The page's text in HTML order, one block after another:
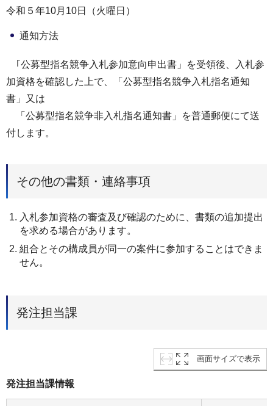
令和５年10月10日（火曜日）
通知方法
｢公募型指名競争入札参加意向申出書」を受領後、入札参
加資格を確認した上で、「公募型指名競争入札指名通知
書」又は
「公募型指名競争非入札指名通知書」を普通郵便にて送
付します。
その他の書類・連絡事項
入札参加資格の審査及び確認のために、書類の追加提出
を求める場合があります。
組合とその構成員が同一の案件に参加することはできま
せん。
発注担当課
画面サイズで表示
発注担当課情報